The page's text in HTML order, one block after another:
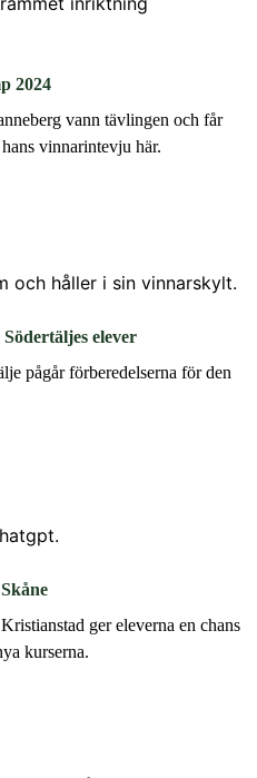
2024
vann tävlingen och får
vinnarintevju här.
elever
pågår förberedelserna för den
ger eleverna en chans
kurserna.